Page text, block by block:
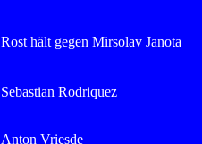
Rost hält gegen Mirsolav Janota
Sebastian Rodriquez
Anton Vriesde